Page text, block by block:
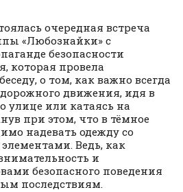
очередная встреча
«Любознайки» с
безопасности
которая провела
о том, как важно всегда
движения, идя в
улице или катаясь на
при этом, что в тёмное
надевать одежду со
Ведь, как
и
безопасного поведения
последствиям.